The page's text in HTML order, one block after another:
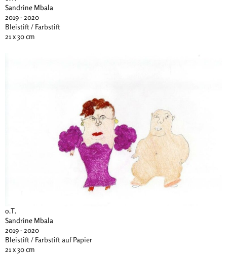
Sandrine Mbala
2019 - 2020
Bleistift / Farbstift
21 x 30 cm
o.T.
Sandrine Mbala
2019 - 2020
Bleistift / Farbstift auf Papier
21 x 30 cm